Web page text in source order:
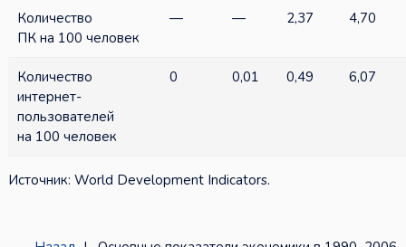
Количество
ПК на 100 человек
— — 2,37 4,70
Количество
интернет-
пользователей
на 100 человек
0 0,01 0,49 6,07
Источник: World Development Indicators.